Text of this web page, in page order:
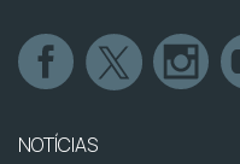
NOTÍCIAS